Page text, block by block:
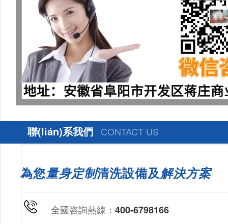
聯(lián)系我們 CONTACT US
為您量身定制清洗設備及解決方案
全國咨詢熱線： 400-6798166